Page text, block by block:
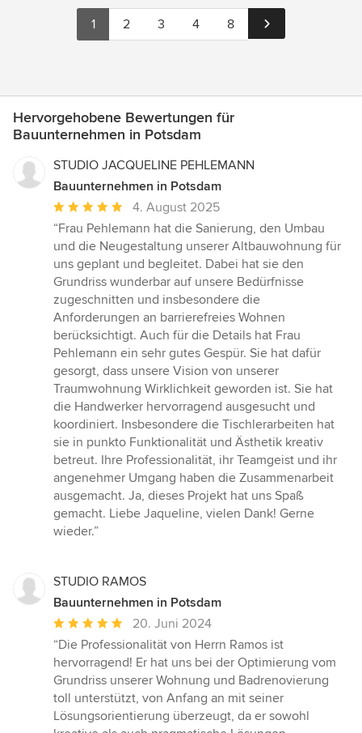
1 2 3 4 8
Hervorgehobene Bewertungen für
Bauunternehmen in Potsdam
STUDIO JACQUELINE PEHLEMANN
Bauunternehmen in Potsdam
Durchschnittliche
Bewertung:
5
von
5
Sternen
4. August 2025
“Frau Pehlemann hat die Sanierung, den Umbau
und die Neugestaltung unserer Altbauwohnung für
uns geplant und begleitet. Dabei hat sie den
Grundriss wunderbar auf unsere Bedürfnisse
zugeschnitten und insbesondere die
Anforderungen an barrierefreies Wohnen
berücksichtigt. Auch für die Details hat Frau
Pehlemann ein sehr gutes Gespür. Sie hat dafür
gesorgt, dass unsere Vision von unserer
Traumwohnung Wirklichkeit geworden ist. Sie hat
die Handwerker hervorragend ausgesucht und
koordiniert. Insbesondere die Tischlerarbeiten hat
sie in punkto Funktionalität und Ästhetik kreativ
betreut. Ihre Professionalität, ihr Teamgeist und ihr
angenehmer Umgang haben die Zusammenarbeit
ausgemacht. Ja, dieses Projekt hat uns Spaß
gemacht. Liebe Jaqueline, vielen Dank! Gerne
wieder.”
STUDIO RAMOS
Bauunternehmen in Potsdam
Durchschnittliche
Bewertung:
5
von
5
Sternen
20. Juni 2024
“Die Professionalität von Herrn Ramos ist
hervorragend! Er hat uns bei der Optimierung vom
Grundriss unserer Wohnung und Badrenovierung
toll unterstützt, von Anfang an mit seiner
Lösungsorientierung überzeugt, da er sowohl